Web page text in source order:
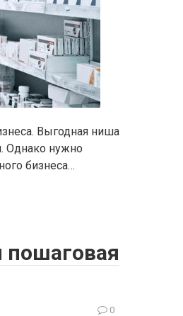
Выгодная ниша
Однако нужно
бизнеса…
пошаговая
0